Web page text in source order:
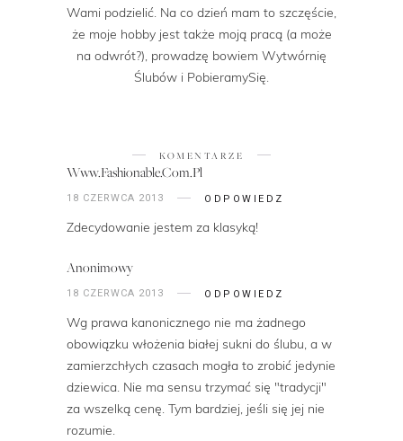
Wami podzielić. Na co dzień mam to szczęście,
że moje hobby jest także moją pracą (a może
na odwrót?), prowadzę bowiem Wytwórnię
Ślubów i PobieramySię.
KOMENTARZE
Www.fashionable.com.pl
18 CZERWCA 2013 ODPOWIEDZ
Zdecydowanie jestem za klasyką!
Anonimowy
18 CZERWCA 2013 ODPOWIEDZ
Wg prawa kanonicznego nie ma żadnego
obowiązku włożenia białej sukni do ślubu, a w
zamierzchłych czasach mogła to zrobić jedynie
dziewica. Nie ma sensu trzymać się "tradycji"
za wszelką cenę. Tym bardziej, jeśli się jej nie
rozumie.